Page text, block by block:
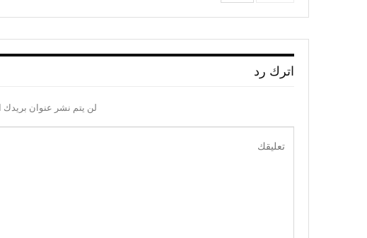
اترك رد
لن يتم نشر عنوان بريدك